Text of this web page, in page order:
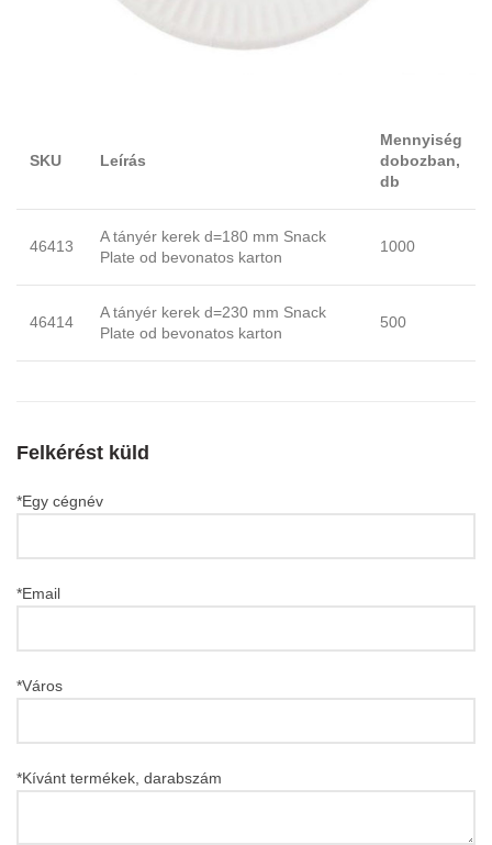
SKU Leírás
Mennyiség
dobozban,
db
46413
A tányér kerek d=180 mm Snack
Plate od bevonatos karton
1000
46414
A tányér kerek d=230 mm Snack
Plate od bevonatos karton
500
Felkérést küld
*Egy cégnév
*Email
*Város
*Kívánt termékek, darabszám